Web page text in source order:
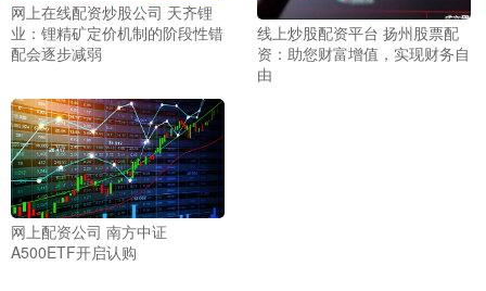
网上在线配资炒股公司 天齐锂
业：锂精矿定价机制的阶段性错
配会逐步减弱
线上炒股配资平台 扬州股票配
资：助您财富增值，实现财务自
由
网上配资公司 南方中证
A500ETF开启认购